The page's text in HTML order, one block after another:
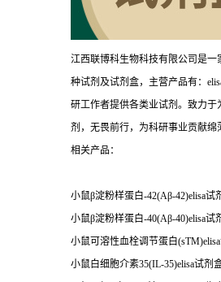
江西联博科生物科技有限公司是
种试剂及试剂盒，主营产品有：
研工作者提供各类业试剂。致力
剂，无畏前行，为科研事业贡献绵
相关产品：
小鼠β淀粉样蛋白-42(Aβ-42)elisa试
小鼠β淀粉样蛋白-40(Aβ-40)elisa试
小鼠可溶性血栓调节蛋白
小鼠白细胞介素35(IL-35)elisa试剂